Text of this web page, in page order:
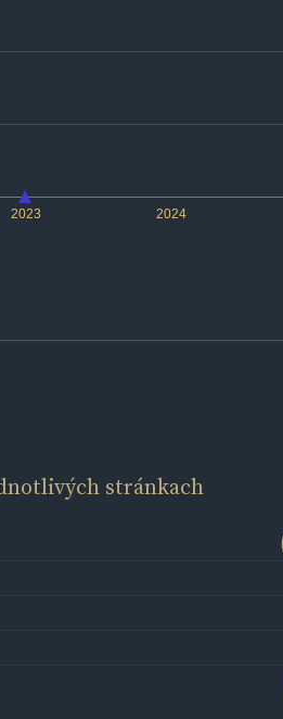
2023 2024
stránkach